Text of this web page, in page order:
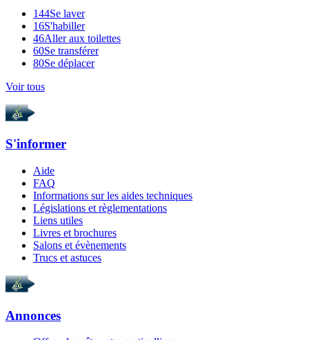
144Se laver
16S'habiller
46Aller aux toilettes
60Se transférer
80Se déplacer
Voir tous
S'informer
Aide
FAQ
Informations sur les aides techniques
Législations et règlementations
Liens utiles
Livres et brochures
Salons et évènements
Trucs et astuces
Annonces